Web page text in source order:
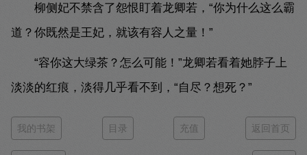
柳侧妃不禁含了怨恨盯着龙卿若，“你为什么这么霸
道？你既然是王妃，就该有容人之量！”
“容你这大绿茶？怎么可能！”龙卿若看着她脖子上
淡淡的红痕，淡得几乎看不到，“自尽？想死？”
我的书架 目录 充值 返回首页